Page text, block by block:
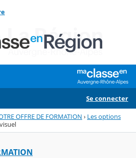
Se connecter
OFFRE DE FORMATION › Les options